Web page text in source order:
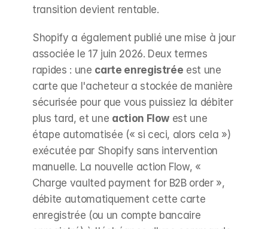
transition devient rentable.
Shopify a également publié une mise à jour
associée le 17 juin 2026. Deux termes
rapides : une carte enregistrée est une
carte que l'acheteur a stockée de manière
sécurisée pour que vous puissiez la débiter
plus tard, et une action Flow est une
étape automatisée (« si ceci, alors cela »)
exécutée par Shopify sans intervention
manuelle. La nouvelle action Flow, «
Charge vaulted payment for B2B order »,
débite automatiquement cette carte
enregistrée (ou un compte bancaire